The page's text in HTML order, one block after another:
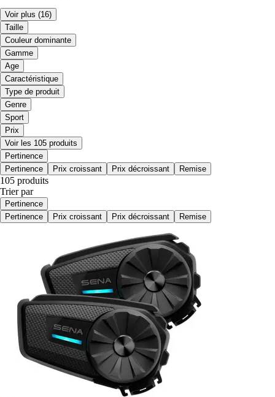
Voir plus (16)
Taille
Couleur dominante
Gamme
Age
Caractéristique
Type de produit
Genre
Sport
Prix
Voir les 105 produits
Pertinence
Pertinence
Prix croissant Prix décroissant Remise
105 produits
Trier par
Pertinence
Pertinence
Prix croissant Prix décroissant Remise